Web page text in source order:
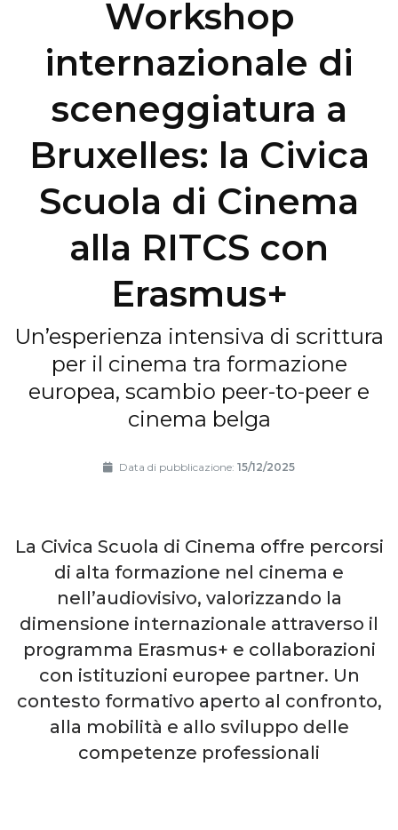
Workshop
internazionale di
sceneggiatura a
Bruxelles: la Civica
Scuola di Cinema
alla RITCS con
Erasmus+
Un’esperienza intensiva di scrittura
per il cinema tra formazione
europea, scambio peer-to-peer e
cinema belga
Data di pubblicazione: 15/12/2025
La Civica Scuola di Cinema offre percorsi
di alta formazione nel cinema e
nell’audiovisivo, valorizzando la
dimensione internazionale attraverso il
programma Erasmus+ e collaborazioni
con istituzioni europee partner. Un
contesto formativo aperto al confronto,
alla mobilità e allo sviluppo delle
competenze professionali